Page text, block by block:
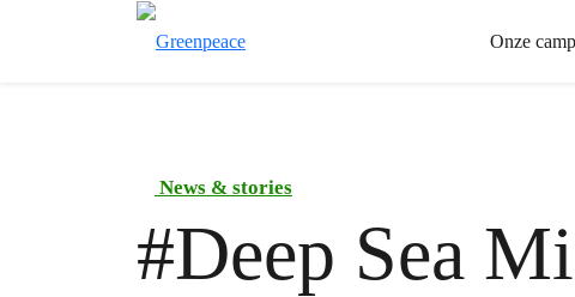
Onze
News & stories
#Deep Sea